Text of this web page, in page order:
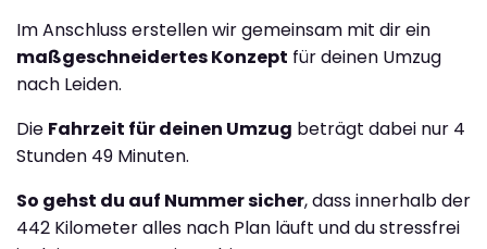
Im Anschluss erstellen wir gemeinsam mit dir ein
maßgeschneidertes Konzept für deinen Umzug
nach Leiden.
Die Fahrzeit für deinen Umzug beträgt dabei nur 4
Stunden 49 Minuten.
So gehst du auf Nummer sicher, dass innerhalb der
442 Kilometer alles nach Plan läuft und du stressfrei